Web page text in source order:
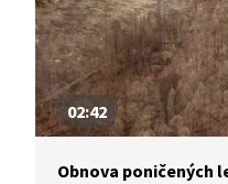
02:42
Obnova poničených